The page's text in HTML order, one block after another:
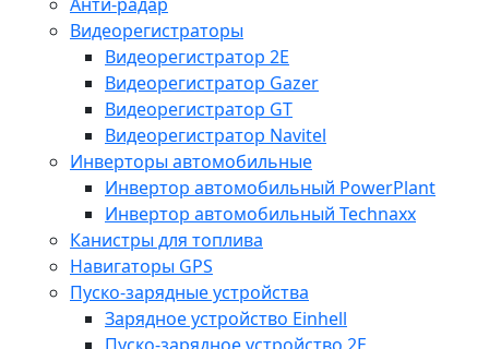
Видеорегистраторы
Видеорегистратор 2E
Видеорегистратор Gazer
Видеорегистратор GT
Видеорегистратор Navitel
Инверторы автомобильные
Инвертор автомобильный PowerPlant
Инвертор автомобильный Technaxx
Канистры для топлива
Навигаторы GPS
Пуско-зарядные устройства
Зарядное устройство Einhell